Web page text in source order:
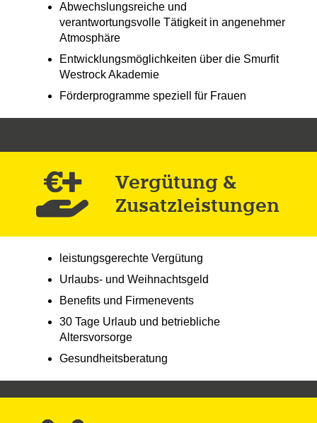
Abwechslungsreiche und
verantwortungsvolle Tätigkeit in angenehmer
Atmosphäre
Entwicklungsmöglichkeiten über die Smurfit
Westrock Akademie
Förderprogramme speziell für Frauen
Vergütung &
Zusatz­leistungen
leistungsgerechte Vergütung
Urlaubs- und Weihnachtsgeld
Benefits und Firmenevents
30 Tage Urlaub und betriebliche
Altersvorsorge
Gesundheitsberatung